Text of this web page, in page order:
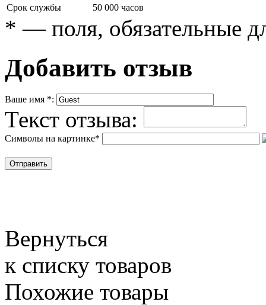
Срок службы
50 000 часов
* — поля, обязательные
Добавить отзыв
Ваше имя *:
Текст отзыва:
Символы на картинке*
Вернуться
к списку товаров
Похожие товары